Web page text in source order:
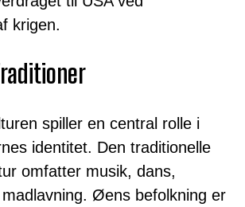
krigen.
spiller en central rolle i
identitet. Den traditionelle
omfatter musik, dans,
Øens befolkning er